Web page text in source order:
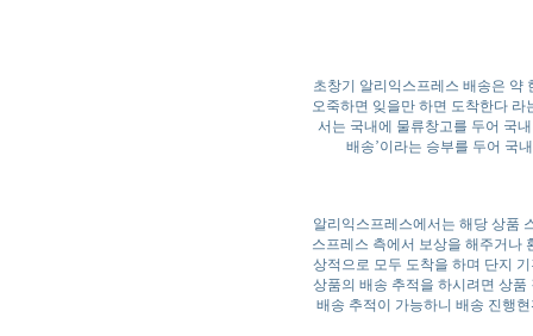
초창기 알리익스프레스 배송은 약
오죽하면 잊을만 하면 도착한다
서는 국내에 물류창고를 두어 국
배송’이라는 승부를 두어 국
알리익스프레스에서는 해당 상품
스프레스 측에서 보상을 해주거나
상적으로 모두 도착을 하며 단지
상품의 배송 추적을 하시려면 상품
배송 추적이 가능하니 배송 진행